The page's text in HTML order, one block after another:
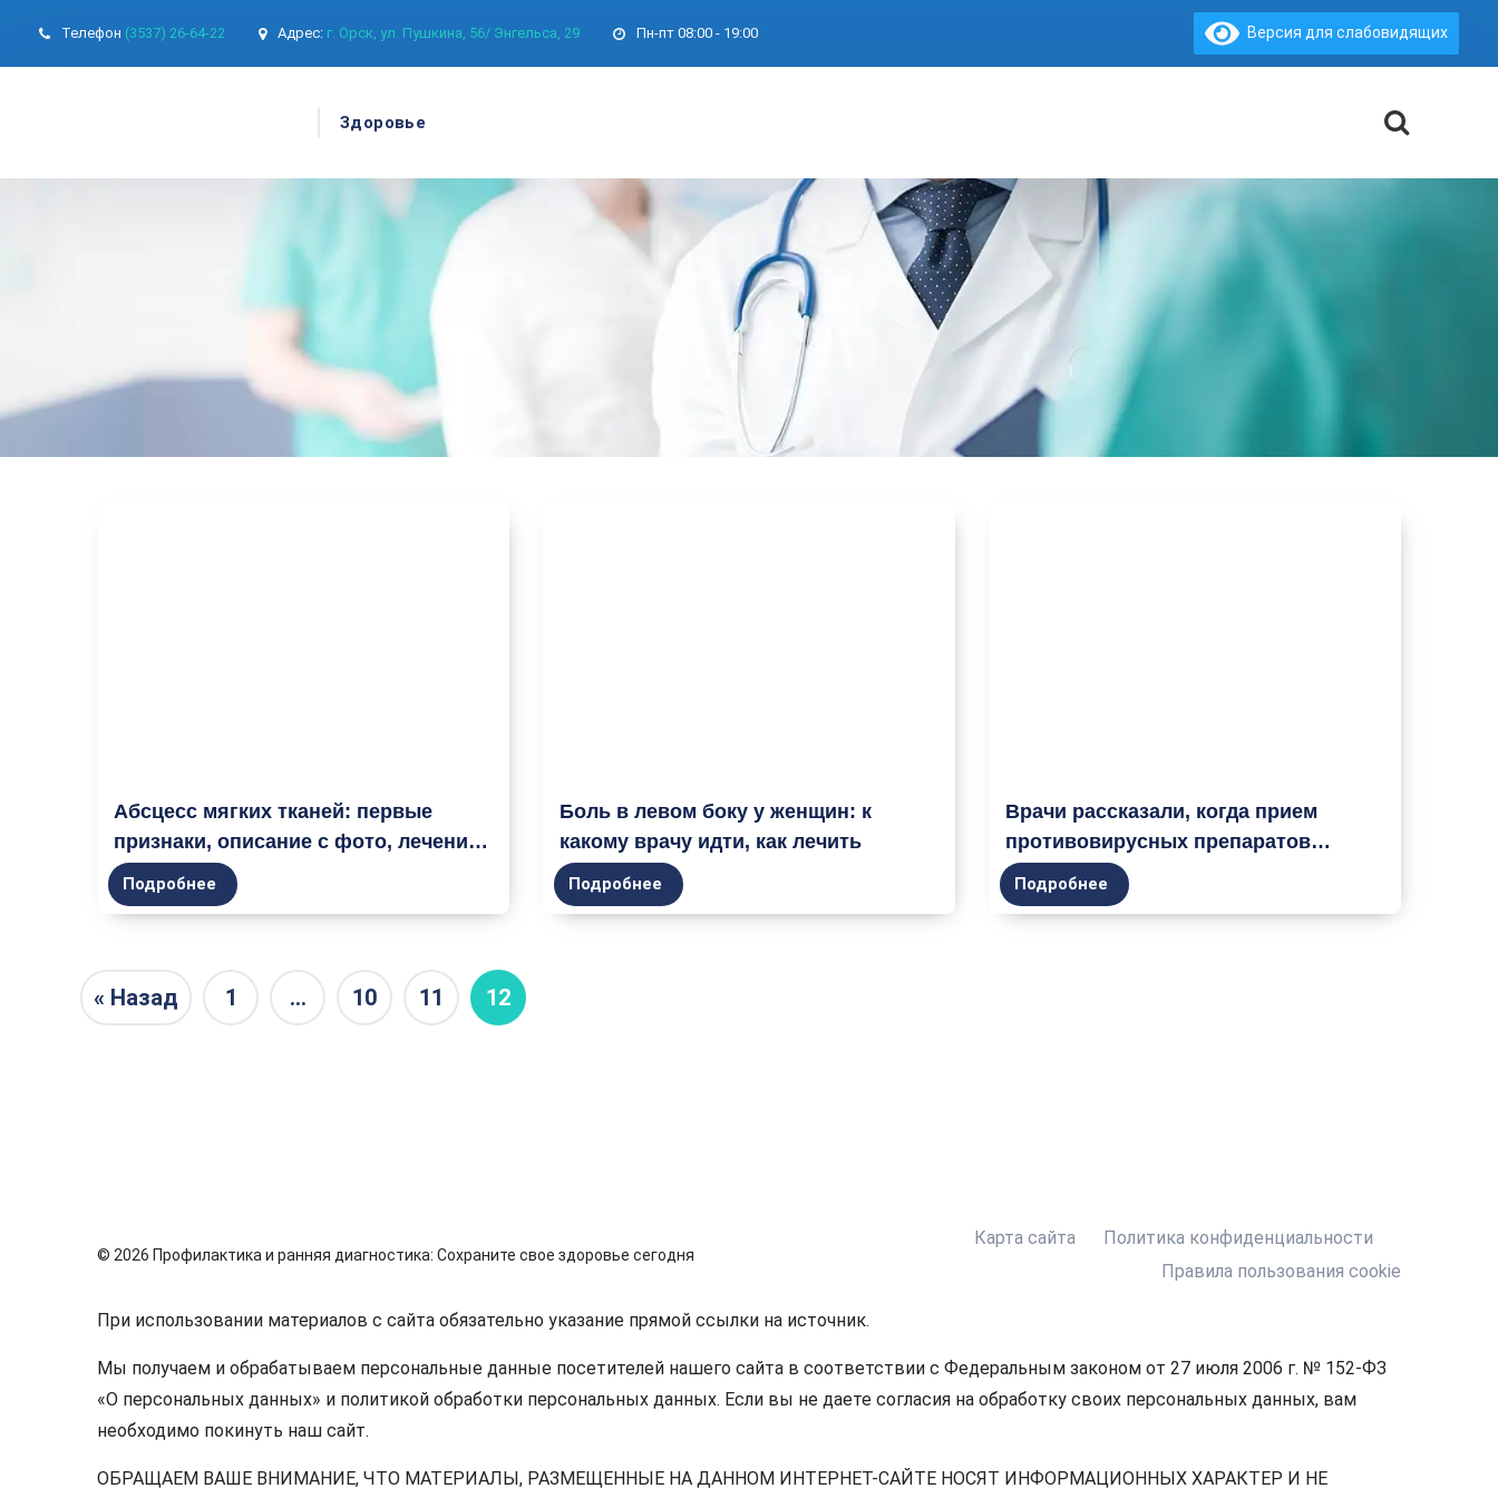
Телефон (3537) 26-64-22 Адрес: г. Орск, ул. Пушкина, 56/ Энгельса, 29 Пн-пт 08:00 - 19:00 Версия для слабовидящих
Здоровье
Абсцесс мягких тканей: первые
признаки, описание с фото, лечение
и профилактика
Подробнее
Боль в левом боку у женщин: к
какому врачу идти, как лечить
Подробнее
Врачи рассказали, когда прием
противовирусных препаратов
опасен
Подробнее
« Назад 1 … 10 11 12
© 2026 Профилактика и ранняя диагностика: Сохраните свое здоровье сегодня
Карта сайта
Политика конфиденциальности
Правила пользования cookie
При использовании материалов с сайта обязательно указание прямой ссылки на источник.
Мы получаем и обрабатываем персональные данные посетителей нашего сайта в соответствии с Федеральным законом от 27 июля 2006 г. № 152-ФЗ
«О персональных данных» и политикой обработки персональных данных. Если вы не даете согласия на обработку своих персональных данных, вам
необходимо покинуть наш сайт.
ОБРАЩАЕМ ВАШЕ ВНИМАНИЕ, ЧТО МАТЕРИАЛЫ, РАЗМЕЩЕННЫЕ НА ДАННОМ ИНТЕРНЕТ-САЙТЕ НОСЯТ ИНФОРМАЦИОННЫХ ХАРАКТЕР И НЕ